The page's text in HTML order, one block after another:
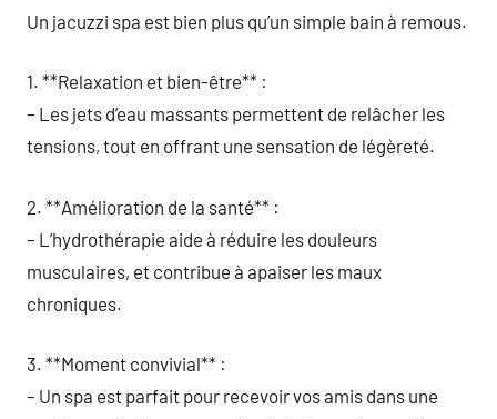
Un jacuzzi spa est bien plus qu’un simple bain à remous.
1. **Relaxation et bien-être** :
– Les jets d’eau massants permettent de relâcher les
tensions, tout en offrant une sensation de légèreté.
2. **Amélioration de la santé** :
– L’hydrothérapie aide à réduire les douleurs
musculaires, et contribue à apaiser les maux
chroniques.
3. **Moment convivial** :
– Un spa est parfait pour recevoir vos amis dans une